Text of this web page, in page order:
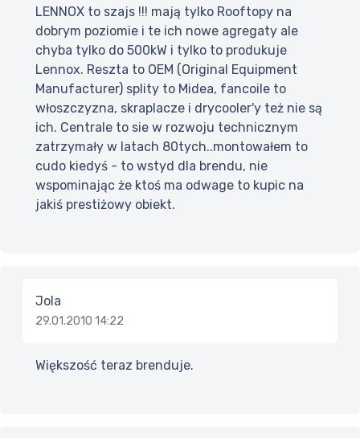
LENNOX to szajs !!! mają tylko Rooftopy na
dobrym poziomie i te ich nowe agregaty ale
chyba tylko do 500kW i tylko to produkuje
Lennox. Reszta to OEM (Original Equipment
Manufacturer) splity to Midea, fancoile to
włoszczyzna, skraplacze i drycooler'y też nie są
ich. Centrale to sie w rozwoju technicznym
zatrzymały w latach 80tych..montowałem to
cudo kiedyś - to wstyd dla brendu, nie
wspominając że ktoś ma odwage to kupic na
jakiś prestiżowy obiekt.
Jola
29.01.2010 14:22
Większość teraz brenduje.